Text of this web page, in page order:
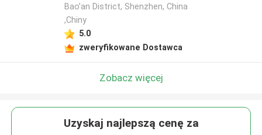
Bao’an District, Shenzhen, China
,Chiny
5.0
zweryfikowane Dostawca
Zobacz więcej
Uzyskaj najlepszą cenę za